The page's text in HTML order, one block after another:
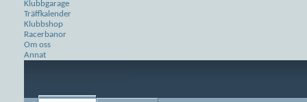
Klubbgarage
Träffkalender
Klubbshop
Racerbanor
Om oss
Annat